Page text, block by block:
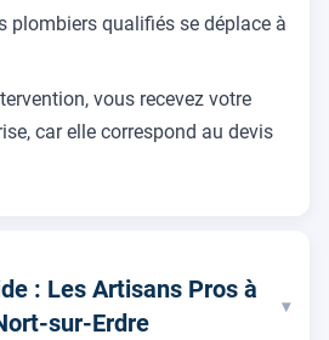
plombiers qualifiés se déplace à
vous recevez votre
car elle correspond au devis
: Les Artisans Pros à
sur-Erdre
▾